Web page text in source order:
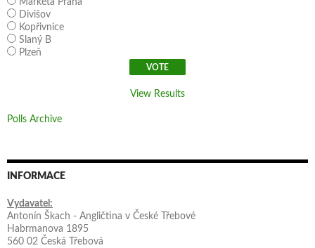
Markéta Praha
Divišov
Kopřivnice
Slaný B
Plzeň
View Results
Polls Archive
INFORMACE
Vydavatel:
Antonín Škach - Angličtina v České Třebové
Habrmanova 1895
560 02 Česká Třebová